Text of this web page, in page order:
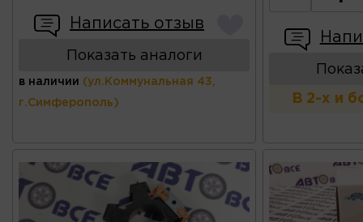
Написать отзыв
Показать аналоги
в наличии (ул.Коммунальная 43,
г.Симферополь) В 2-х и